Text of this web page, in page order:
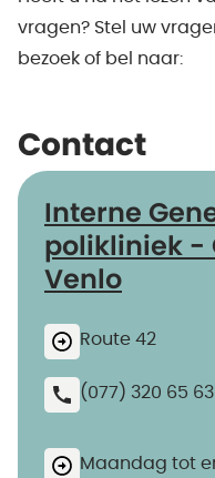
vragen? Stel uw
bezoek of bel naar:
Contact
Interne
polikliniek -
Venlo
Route 42
(077) 320 65 63
Maandag tot